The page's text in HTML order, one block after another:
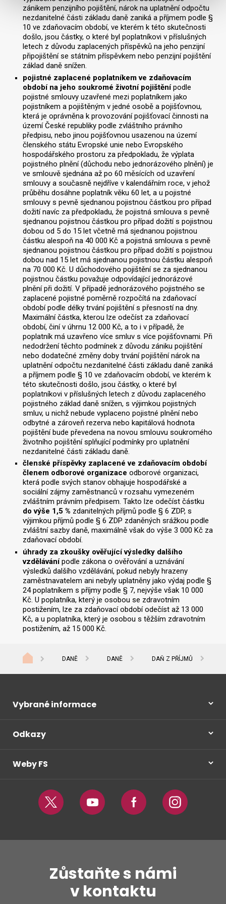
zánikem penzijního pojištění, nárok na uplatnění odpočtu
nezdanitelné části základu daně zaniká a příjmem podle §
10 ve zdaňovacím období, ve kterém k této skutečnosti
došlo, jsou částky, o které byl poplatníkovi v příslušných
letech z důvodu zaplacených příspěvků na jeho penzijní
připojištění se státním příspěvkem nebo penzijní pojištění
základ daně snížen.
pojistné zaplacené poplatníkem ve zdaňovacím
období na jeho soukromé životní pojištěnípodle
pojistné smlouvy uzavřené mezi poplatníkem jako
pojistníkem a pojištěným v jedné osobě a pojišťovnou,
která je oprávněna k provozování pojišťovací činnosti na
území České republiky podle zvláštního právního
předpisu, nebo jinou pojišťovnou usazenou na území
členského státu Evropské unie nebo Evropského
hospodářského prostoru za předpokladu, že výplata
pojistného plnění (důchodu nebo jednorázového plnění) je
ve smlouvě sjednána až po 60 měsících od uzavření
smlouvy a současně nejdříve v kalendářním roce, v jehož
průběhu dosáhne poplatník věku 60 let, a u pojistné
smlouvy s pevně sjednanou pojistnou částkou pro případ
dožití navíc za předpokladu, že pojistná smlouva s pevně
sjednanou pojistnou částkou pro případ dožití s pojistnou
dobou od 5 do 15 let včetně má sjednanou pojistnou
částku alespoň na 40 000 Kč a pojistná smlouva s pevně
sjednanou pojistnou částkou pro případ dožití s pojistnou
dobou nad 15 let má sjednanou pojistnou částku alespoň
na 70 000 Kč. U důchodového pojištění se za sjednanou
pojistnou částku považuje odpovídající jednorázové
plnění při dožití. V případě jednorázového pojistného se
zaplacené pojistné poměrně rozpočítá na zdaňovací
období podle délky trvání pojištění s přesností na dny.
Maximální částka, kterou lze odečíst za zdaňovací
období, činí v úhrnu 12 000 Kč, a to i v případě, že
poplatník má uzavřeno více smluv s více pojišťovnami. Při
nedodržení těchto podmínek z důvodu zániku pojištění
nebo dodatečné změny doby trvání pojištění nárok na
uplatnění odpočtu nezdanitelné části základu daně zaniká
a příjmem podle § 10 ve zdaňovacím období, ve kterém k
této skutečnosti došlo, jsou částky, o které byl
poplatníkovi v příslušných letech z důvodu zaplaceného
pojistného základ daně snížen, s výjimkou pojistných
smluv, u nichž nebude vyplaceno pojistné plnění nebo
odbytné a zároveň rezerva nebo kapitálová hodnota
pojištění bude převedena na novou smlouvu soukromého
životního pojištění splňující podmínky pro uplatnění
nezdanitelné části základu daně.
členské příspěvky zaplacené ve zdaňovacím období
členem odborové organizace odborové organizaci,
která podle svých stanov obhajuje hospodářské a
sociální zájmy zaměstnanců v rozsahu vymezeném
zvláštním právním předpisem. Takto lze odečíst částku
do výše 1,5 % zdanitelných příjmů podle § 6 ZDP, s
výjimkou příjmů podle § 6 ZDP zdaněných srážkou podle
zvláštní sazby daně, maximálně však do výše 3 000 Kč za
zdaňovací období.
úhrady za zkoušky ověřující výsledky dalšího
vzdělávánípodle zákona o ověřování a uznávání
výsledků dalšího vzdělávání, pokud nebyly hrazeny
zaměstnavatelem ani nebyly uplatněny jako výdaj podle §
24 poplatníkem s příjmy podle § 7, nejvýše však 10 000
Kč. U poplatníka, který je osobou se zdravotním
postižením, lze za zdaňovací období odečíst až 13 000
Kč, a u poplatníka, který je osobou s těžším zdravotním
postižením, až 15 000 Kč.
DANĚ DANĚ DAŇ Z PŘÍJMŮ
Vybrané informace
Odkazy
Weby FS
Twitter Youtube Facebook Instagram
Zůstaňte s námi
v kontaktu